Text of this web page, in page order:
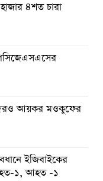
৪শত চারা
আয়কর মওকুফের
ইজিবাইকের
১, আহত -১